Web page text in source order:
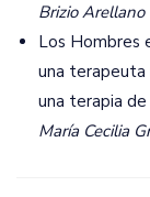
Brizio Arellano
Los Hombres
una terapeuta
una terapia
María Cecilia